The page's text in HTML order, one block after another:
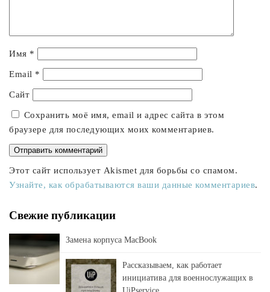
Имя *
Email *
Сайт
Сохранить моё имя, email и адрес сайта в этом
браузере для последующих моих комментариев.
Этот сайт использует Akismet для борьбы со спамом.
Узнайте, как обрабатываются ваши данные комментариев.
Свежие публикации
Замена корпуса MacBook
Рассказываем, как работает
инициатива для военнослужащих в